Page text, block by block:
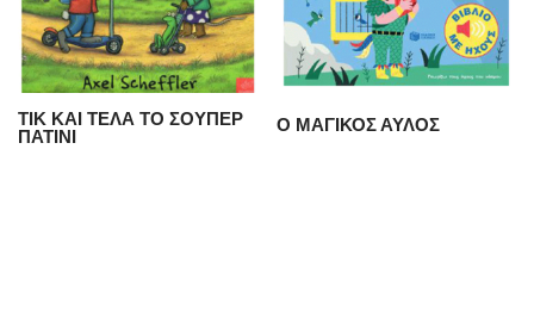
ΤΙΚ ΚΑΙ ΤΕΛΑ ΤΟ ΣΟΥΠΕΡ
ΠΑΤΙΝΙ
Ο ΜΑΓΙΚΟΣ ΑΥΛΟΣ